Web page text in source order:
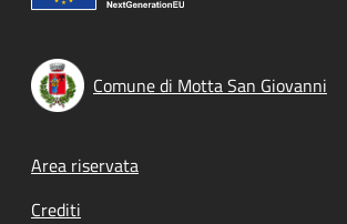
Comune di Motta San Giovanni
Footer menu
Area riservata
Crediti